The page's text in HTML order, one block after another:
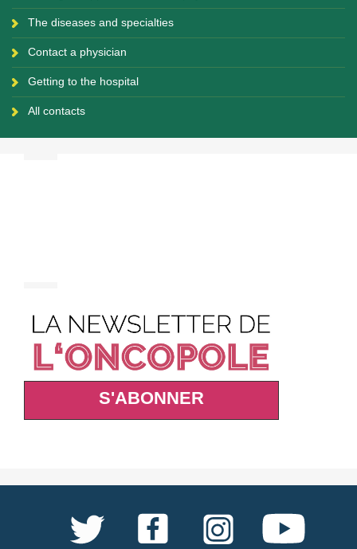
The diseases and specialties
Contact a physician
Getting to the hospital
All contacts
S'ABONNER